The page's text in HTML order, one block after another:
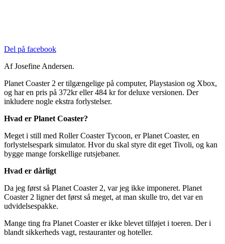
Del på facebook
Af Josefine Andersen.
Planet Coaster 2 er tilgængelige på computer, Playstasion og Xbox,
og har en pris på 372kr eller 484 kr for deluxe versionen. Der
inkludere nogle ekstra forlystelser.
Hvad er Planet Coaster?
Meget i still med Roller Coaster Tycoon, er Planet Coaster, en
forlystelsespark simulator. Hvor du skal styre dit eget Tivoli, og kan
bygge mange forskellige rutsjebaner.
Hvad er dårligt
Da jeg først så Planet Coaster 2, var jeg ikke imponeret. Planet
Coaster 2 ligner det først så meget, at man skulle tro, det var en
udvidelsespakke.
Mange ting fra Planet Coaster er ikke blevet tilføjet i toeren. Der i
blandt sikkerheds vagt, restauranter og hoteller.